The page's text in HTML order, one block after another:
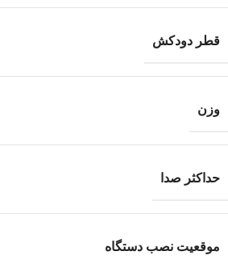
قطر دودکش
وزن
حداکثر صدا
موقعیت نصب دستگاه